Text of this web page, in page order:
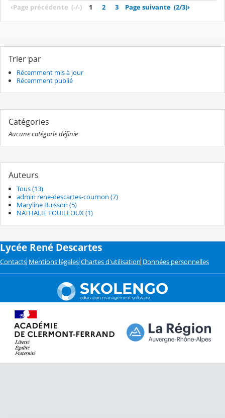
‹Page précédente (-/-) 1 2 3 Page suivante (2/3)›
Trier par
Récemment mis à jour
Récemment publié
Catégories
Aucune catégorie définie
Auteurs
Tous (13)
admin rene-descartes-cournon (7)
Maryline Buisson (5)
NATHALIE FOUILLOUX (1)
Lycée René Descartes
Contacts Mentions légales Chartes d'utilisation Données personnelles